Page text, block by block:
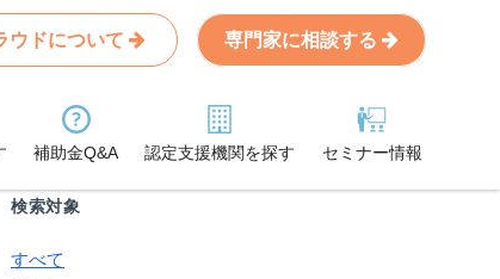
ウドについて 専門家に相談する
補助金Q&A 認定支援機関を探す セミナー情報
Search
条件から記事を探す
検索対象
すべて